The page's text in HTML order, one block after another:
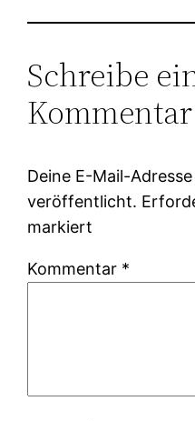
Schreibe
Kommentar
Deine E-Mail-
veröffentlicht.
markiert
Kommentar *